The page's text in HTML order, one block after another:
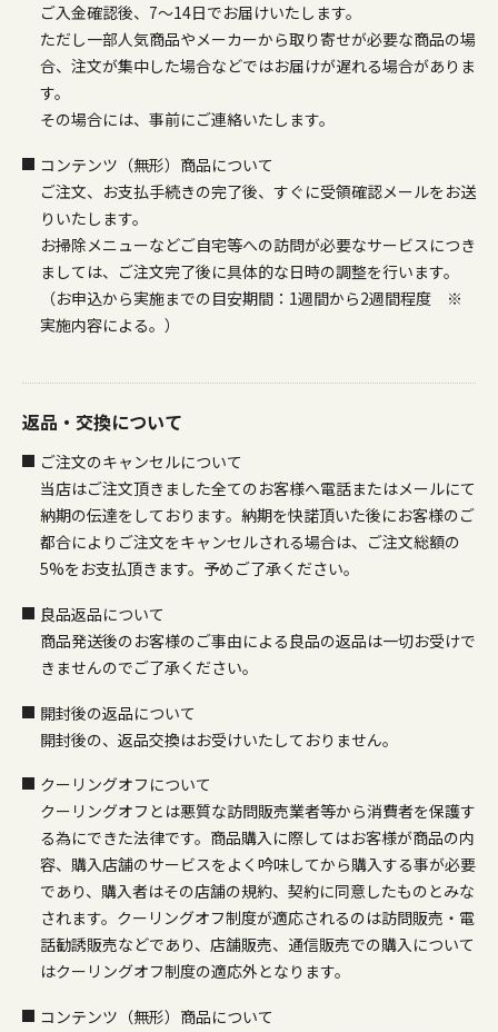
ご入金確認後、7～14日でお届けいたします。
ただし一部人気商品やメーカーから取り寄せが必要な商品の場
合、注文が集中した場合などではお届けが遅れる場合がありま
す。
その場合には、事前にご連絡いたします。
コンテンツ（無形）商品について
ご注文、お支払手続きの完了後、すぐに受領確認メールをお送
りいたします。
お掃除メニューなどご自宅等への訪問が必要なサービスにつき
ましては、ご注文完了後に具体的な日時の調整を行います。
（お申込から実施までの目安期間：1週間から2週間程度 ※
実施内容による。）
返品・交換について
ご注文のキャンセルについて
当店はご注文頂きました全てのお客様へ電話またはメールにて
納期の伝達をしております。納期を快諾頂いた後にお客様のご
都合によりご注文をキャンセルされる場合は、ご注文総額の
5%をお支払頂きます。予めご了承ください。
良品返品について
商品発送後のお客様のご事由による良品の返品は一切お受けで
きませんのでご了承ください。
開封後の返品について
開封後の、返品交換はお受けいたしておりません。
クーリングオフについて
クーリングオフとは悪質な訪問販売業者等から消費者を保護す
る為にできた法律です。商品購入に際してはお客様が商品の内
容、購入店舗のサービスをよく吟味してから購入する事が必要
であり、購入者はその店舗の規約、契約に同意したものとみな
されます。クーリングオフ制度が適応されるのは訪問販売・電
話勧誘販売などであり、店舗販売、通信販売での購入について
はクーリングオフ制度の適応外となります。
コンテンツ（無形）商品について